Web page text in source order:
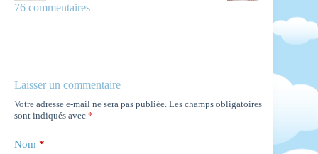
76 commentaires
Laisser un commentaire
Votre adresse e-mail ne sera pas publiée. Les champs obligatoires
sont indiqués avec *
Nom *